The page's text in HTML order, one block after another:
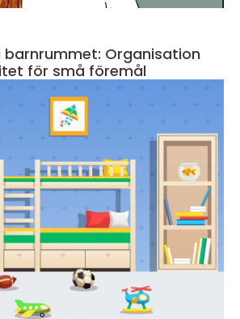
barnrummet: Organisation
för små föremål